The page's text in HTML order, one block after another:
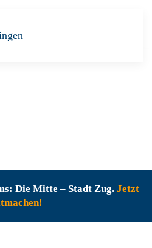
Die Mitte – Stadt Zug. Jetzt